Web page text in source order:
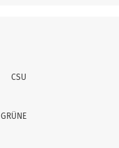
CSU
GRÜNE